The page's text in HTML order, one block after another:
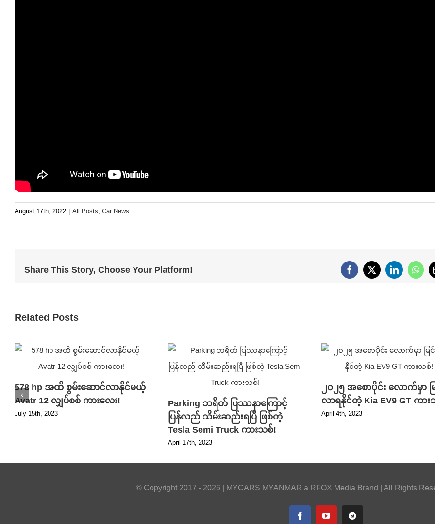
August 17th, 2022 All Posts Car News
Share This Story, Choose Your Platform! Facebook
X LinkedIn
Related Posts
578 hp အထိ စွမ်းဆောင်လာနိုင်မယ့်
Avatr 12 လျှပ်စစ် ကားလေး!
July 15th, 2023
Parking ဘရိတ် ပြဿနာကြောင့်
ပြန်လည် သိမ်းဆည်းရပြီ ဖြစ်တဲ့
Tesla Semi Truck ကားသစ်!
April 17th, 2023
၂၀၂၅ အစောပိုင်း လောက်မှာ မ
လာရနိုင်တဲ့ Kia EV9 GT ကာ
April 4th, 2023
© Copyright 2017 - 2026 | MYCARS MYANMAR a RFOX Media Brand | All Rights
FacebookYouTubeTelegram